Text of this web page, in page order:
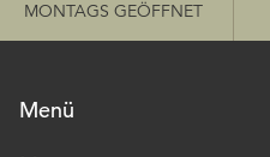
MONTAGS GEÖFFNET
Menü